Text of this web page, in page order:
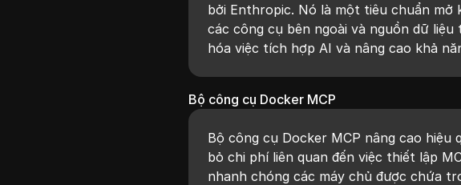
bởi Enthropic. Nó là một tiêu chuẩn mở
các công cụ bên ngoài và nguồn dữ liệu
hóa việc tích hợp AI và nâng cao khả
Bộ công cụ Docker MCP
Bộ công cụ Docker MCP nâng cao hiệu
bỏ chi phí liên quan đến việc thiết lập
nhanh chóng các máy chủ được chứa